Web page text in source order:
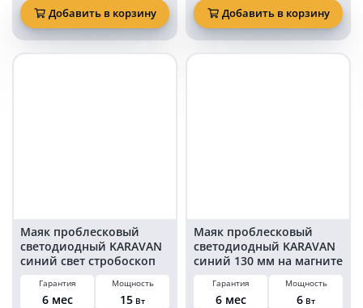
Для обеспечения безопасности дорожного движения и
недопущения неправомерного использования спецсигналов,
настоятельно рекомендуем приобретать проблесковые маячки
необходимыми сертификатами. Интернет-магазин
проблесковый
маяк
светодиодный
KARAVAN
Добавить в корзину
проблесковый
светодиодный
KARAVAN
синий
Добавить в корзину
Маяк проблесковый
светодиодный KARAVAN
синий свет стробоскоп
100 мм 15 Ватт на болтах
Гарантия
6 мес
Мощность
15 Вт
Маяк проблесковый
светодиодный KARAVAN
синий 130 мм на магните
в прикуриватель
Гарантия
6 мес
Мощность
6 Вт